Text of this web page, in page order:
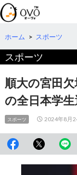
検
索
コ
テ
へ
移
動
ホーム > スポーツ
スポーツ
順大の宮田
の全日本学
スポーツ 2024年8月